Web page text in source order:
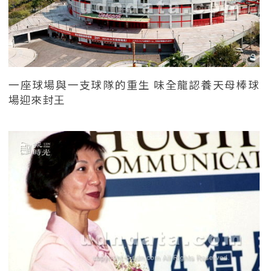
一座球場與一支球隊的重生 味全龍認養天母棒球
場迎來封王